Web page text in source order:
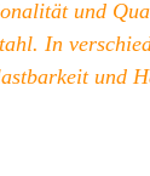
und
In
und